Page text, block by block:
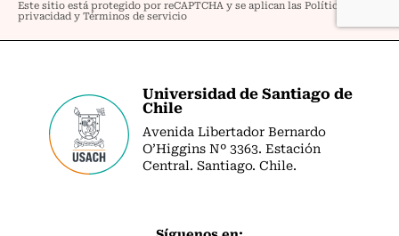
Universidad de Santiago de
Chile
Avenida Libertador Bernardo
O’Higgins Nº 3363. Estación
Central. Santiago. Chile.